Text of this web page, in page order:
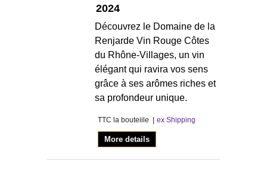
2024
Découvrez le Domaine de la
Renjarde Vin Rouge Côtes
du Rhône-Villages, un vin
élégant qui ravira vos sens
grâce à ses arômes riches et
sa profondeur unique.
TTC la bouteiile ex Shipping
More details